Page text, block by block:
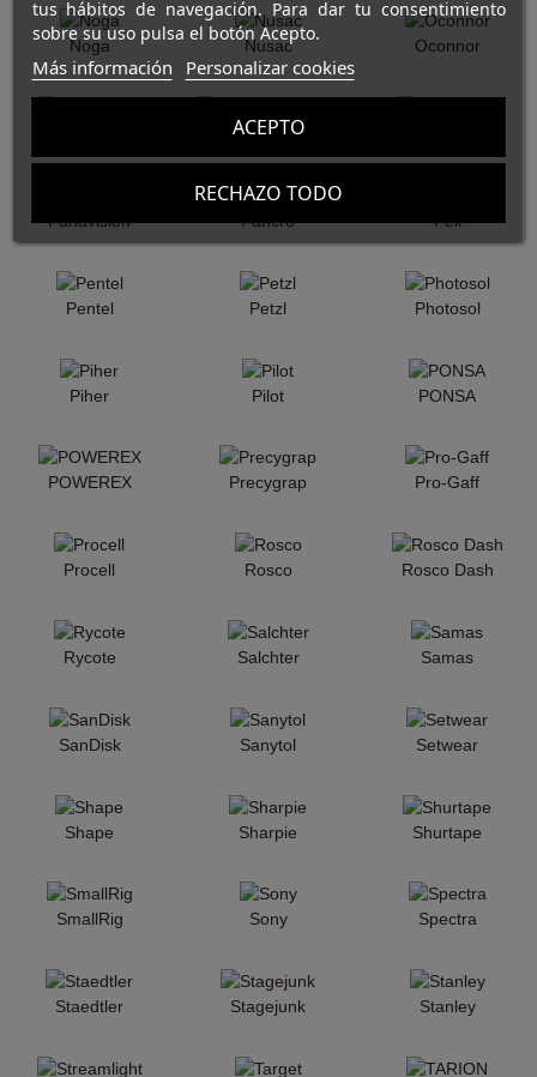
Noga Nusac Oconnor
Origin Outdoors
Panavision Pancro Peli
Pentel Petzl Photosol
Piher Pilot PONSA
POWEREX Precygrap Pro-Gaff
Procell Rosco Rosco Dash
Rycote Salchter Samas
SanDisk Sanytol Setwear
Shape Sharpie Shurtape
SmallRig Sony Spectra
Staedtler Stagejunk Stanley
tus hábitos de navegación. Para dar tu consentimiento
sobre su uso pulsa el botón Acepto.
Más información Personalizar cookies
RECHAZO TODO
ACEPTO